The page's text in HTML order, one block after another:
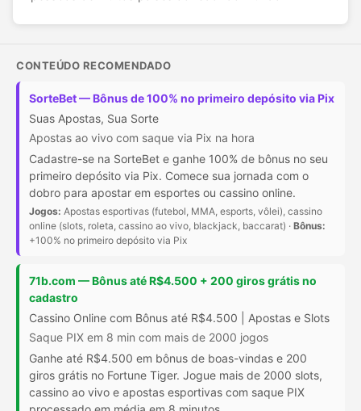
CONTEÚDO RECOMENDADO
SorteBet — Bônus de 100% no primeiro depósito via Pix
Suas Apostas, Sua Sorte
Apostas ao vivo com saque via Pix na hora
Cadastre-se na SorteBet e ganhe 100% de bônus no seu
primeiro depósito via Pix. Comece sua jornada com o
dobro para apostar em esportes ou cassino online.
Jogos: Apostas esportivas (futebol, MMA, esports, vôlei), cassino
online (slots, roleta, cassino ao vivo, blackjack, baccarat) · Bônus:
+100% no primeiro depósito via Pix
71b.com — Bônus até R$4.500 + 200 giros grátis no
cadastro
Cassino Online com Bônus até R$4.500 | Apostas e Slots
Saque PIX em 8 min com mais de 2000 jogos
Ganhe até R$4.500 em bônus de boas-vindas e 200
giros grátis no Fortune Tiger. Jogue mais de 2000 slots,
cassino ao vivo e apostas esportivas com saque PIX